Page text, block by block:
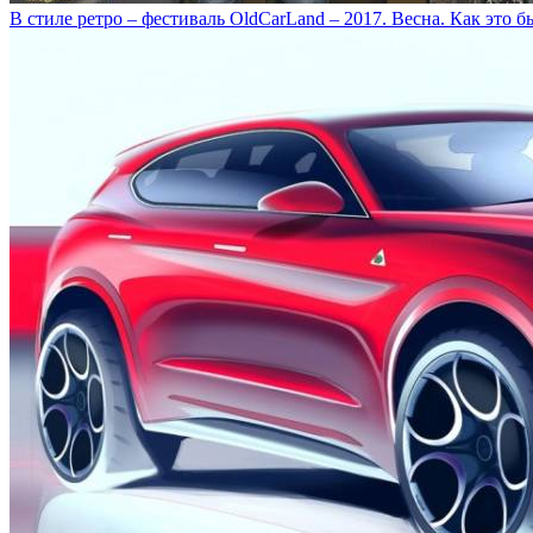
В стиле ретро – фестиваль OldCarLand – 2017. Весна. Как это